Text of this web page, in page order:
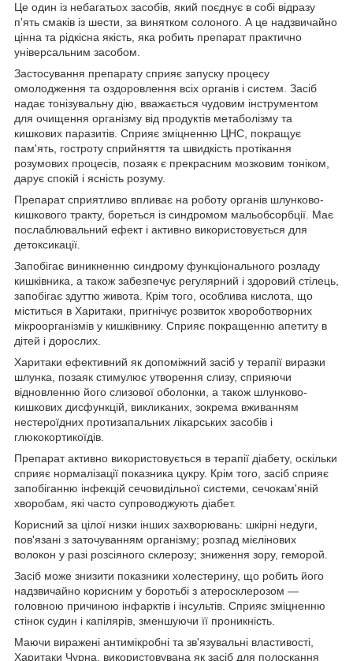
Це один із небагатьох засобів, який поєднує в собі відразу
п'ять смаків із шести, за винятком солоного. А це надзвичайно
цінна та рідкісна якість, яка робить препарат практично
універсальним засобом.
Застосування препарату сприяє запуску процесу
омолодження та оздоровлення всіх органів і систем. Засіб
надає тонізувальну дію, вважається чудовим інструментом
для очищення організму від продуктів метаболізму та
кишкових паразитів. Сприяє зміцненню ЦНС, покращує
пам'ять, гостроту сприйняття та швидкість протікання
розумових процесів, позаяк є прекрасним мозковим тоніком,
дарує спокій і ясність розуму.
Препарат сприятливо впливає на роботу органів шлунково-
кишкового тракту, бореться із синдромом мальобсорбції. Має
послаблювальний ефект і активно використовується для
детоксикації.
Запобігає виникненню синдрому функціонального розладу
кишківника, а також забезпечує регулярний і здоровий стілець,
запобігає здуттю живота. Крім того, особлива кислота, що
міститься в Харитаки, пригнічує розвиток хвороботворних
мікроорганізмів у кишківнику. Сприяє покращенню апетиту в
дітей і дорослих.
Харитаки ефективний як допоміжний засіб у терапії виразки
шлунка, позаяк стимулює утворення слизу, сприяючи
відновленню його слизової оболонки, а також шлунково-
кишкових дисфункцій, викликаних, зокрема вживанням
нестероїдних протизапальних лікарських засобів і
глюкокортикоїдів.
Препарат активно використовується в терапії діабету, оскільки
сприяє нормалізації показника цукру. Крім того, засіб сприяє
запобіганню інфекцій сечовидільної системи, сечокам'яній
хворобам, які часто супроводжують діабет.
Корисний за цілої низки інших захворювань: шкірні недуги,
пов'язані з заточуванням організму; розпад мієлінових
волокон у разі розсіяного склерозу; зниження зору, геморой.
Засіб може знизити показники холестерину, що робить його
надзвичайно корисним у боротьбі з атеросклерозом —
головною причиною інфарктів і інсультів. Сприяє зміцненню
стінок судин і капілярів, зменшуючи її проникність.
Маючи виражені антимікробні та зв'язувальні властивості,
Харитаки Чурна, використовувана як засіб для полоскання